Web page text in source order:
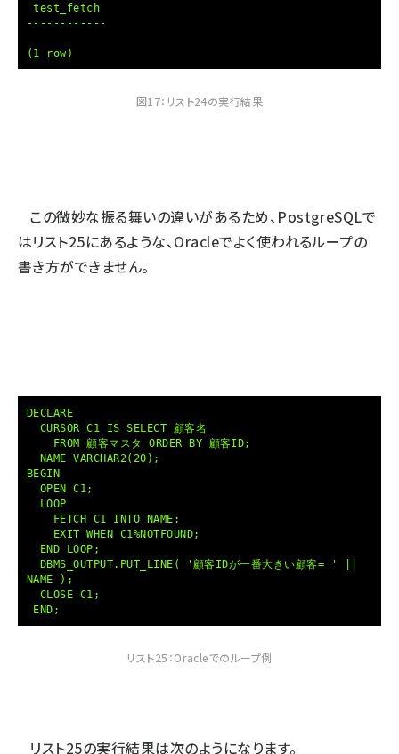
test_fetch
------------
(1 row)
図17：リスト24の実行結果
この微妙な振る舞いの違いがあるため、PostgreSQLで
はリスト25にあるような、Oracleでよく使われるループの
書き方ができません。
DECLARE
CURSOR C1 IS SELECT 顧客名
FROM 顧客マスタ ORDER BY 顧客ID;
NAME VARCHAR2(20);
BEGIN
OPEN C1;
LOOP
FETCH C1 INTO NAME;
EXIT WHEN C1%NOTFOUND;
END LOOP;
DBMS_OUTPUT.PUT_LINE( '顧客IDが一番大きい顧客= ' ||
NAME );
CLOSE C1;
END;
リスト25：Oracleでのループ例
リスト25の実行結果は次のようになります。